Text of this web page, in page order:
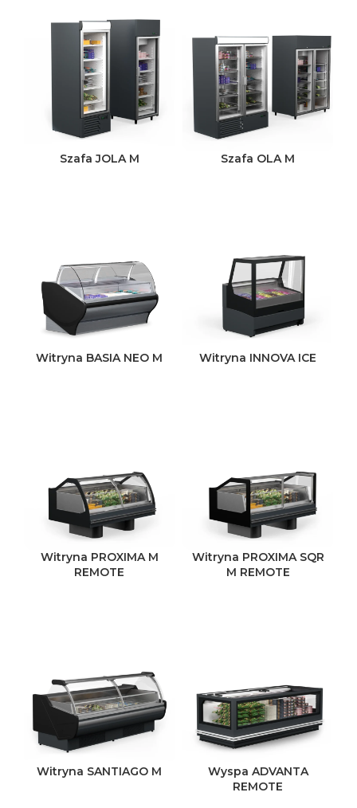
Szafa JOLA M Szafa OLA M
Witryna BASIA NEO M Witryna INNOVA ICE
Witryna PROXIMA M
REMOTE
Witryna PROXIMA SQR
M REMOTE
Witryna SANTIAGO M
Wyspa ADVANTA
REMOTE